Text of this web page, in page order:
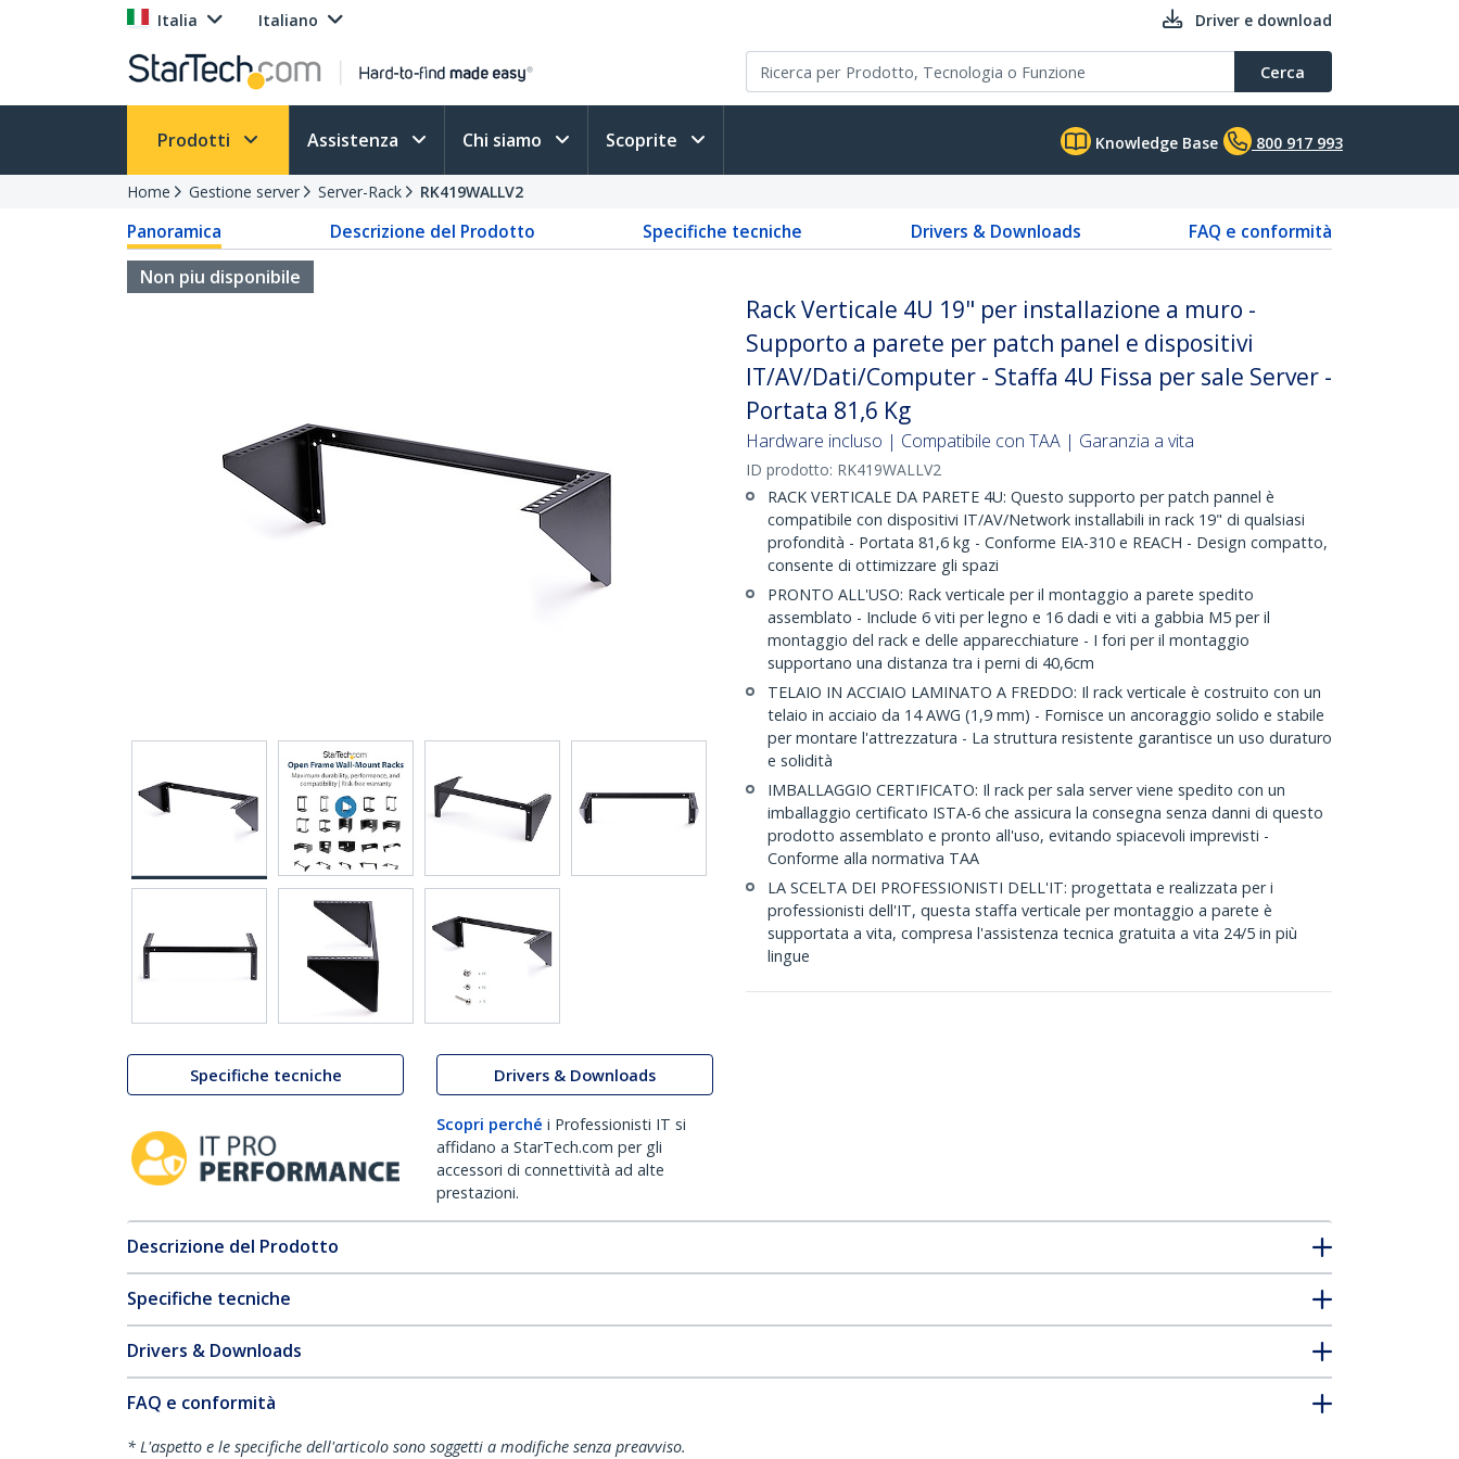
Italia Italiano Driver e download
Cerca
Prodotti Assistenza Chi siamo Scoprite Knowledge Base 800 917 993
Home Gestione server Server-Rack RK419WALLV2
Panoramica Descrizione del Prodotto Specifiche tecniche Drivers & Downloads
FAQ e conformità
Non piu disponibile
Specifiche tecniche Drivers & Downloads
Scopri perché i Professionisti IT si
affidano a StarTech.com per gli
accessori di connettività ad alte
prestazioni.
Rack Verticale 4U 19" per installazione a muro -
Supporto a parete per patch panel e dispositivi
IT/AV/Dati/Computer - Staffa 4U Fissa per sale Server -
Portata 81,6 Kg
Hardware incluso | Compatibile con TAA | Garanzia a vita
ID prodotto: RK419WALLV2
RACK VERTICALE DA PARETE 4U: Questo supporto per patch pannel è
compatibile con dispositivi IT/AV/Network installabili in rack 19" di qualsiasi
profondità - Portata 81,6 kg - Conforme EIA-310 e REACH - Design compatto,
consente di ottimizzare gli spazi
PRONTO ALL'USO: Rack verticale per il montaggio a parete spedito
assemblato - Include 6 viti per legno e 16 dadi e viti a gabbia M5 per il
montaggio del rack e delle apparecchiature - I fori per il montaggio
supportano una distanza tra i perni di 40,6cm
TELAIO IN ACCIAIO LAMINATO A FREDDO: Il rack verticale è costruito con un
telaio in acciaio da 14 AWG (1,9 mm) - Fornisce un ancoraggio solido e stabile
per montare l'attrezzatura - La struttura resistente garantisce un uso duraturo
e solidità
IMBALLAGGIO CERTIFICATO: Il rack per sala server viene spedito con un
imballaggio certificato ISTA-6 che assicura la consegna senza danni di questo
prodotto assemblato e pronto all'uso, evitando spiacevoli imprevisti -
Conforme alla normativa TAA
LA SCELTA DEI PROFESSIONISTI DELL'IT: progettata e realizzata per i
professionisti dell'IT, questa staffa verticale per montaggio a parete è
supportata a vita, compresa l'assistenza tecnica gratuita a vita 24/5 in più
lingue
Descrizione del Prodotto
Specifiche tecniche
Drivers & Downloads
FAQ e conformità
* L'aspetto e le specifiche dell'articolo sono soggetti a modifiche senza preavviso.